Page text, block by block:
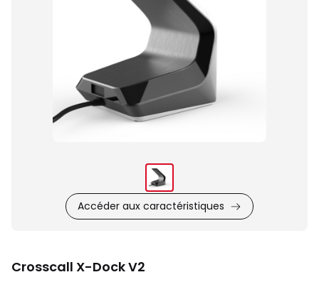
Accéder aux caractéristiques
Crosscall X-Dock V2